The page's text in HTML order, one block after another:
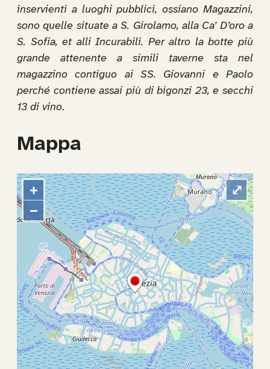
inservienti a luoghi pubblici, ossiano Magazzini,
sono quelle situate a S. Girolamo, alla Ca’ D’oro a
S. Sofia, et alli Incurabili. Per altro la botte più
grande attenente a simili taverne sta nel
magazzino contiguo ai SS. Giovanni e Paolo
perché contiene assai più di bigonzi 23, e secchi
13 di vino.
Mappa